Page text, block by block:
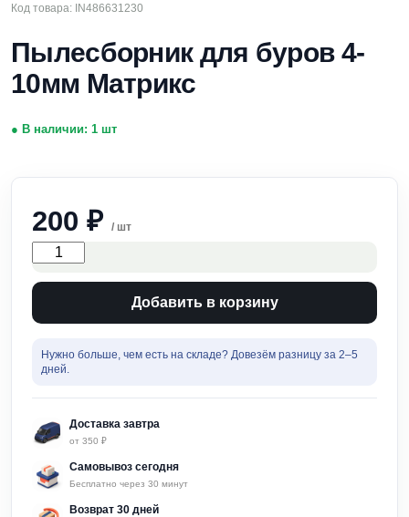
Код товара: IN486631230
Пылесборник для буров 4-
10мм Матрикс
● В наличии: 1 шт
200 ₽ / шт
Количество
товара
Пылесборник
буров
10мм
Матрикс
Добавить в корзину
Нужно больше, чем есть на складе? Довезём разницу за 2–5
дней.
Доставка завтра
от 350 ₽
Самовывоз сегодня
Бесплатно через 30 минут
Возврат 30 дней